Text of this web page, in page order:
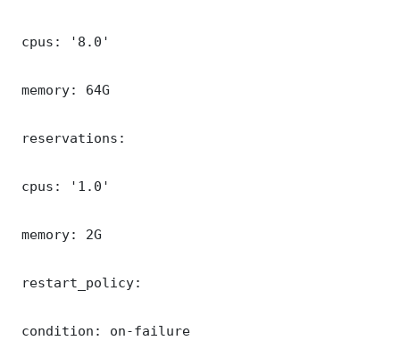
cpus: '8.0'
memory: 64G
reservations:
cpus: '1.0'
memory: 2G
restart_policy:
condition: on-failure